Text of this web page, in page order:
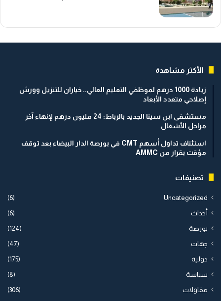
الأكثر مشاهدة
زيادة 1000 درهم لموظفي التعليم العالي.. خياران للتنزيل وورش
إصلاحي متعدد الأبعاد
مستشفى ابن سينا الجديد بالرباط: 24 مليون درهم لإنهاء آخر
مراحل الأشغال
استئناف تداول أسهم CMT في بورصة الدار البيضاء بعد توقف
مؤقت بقرار من AMMC
تصنيفات
Uncategorized
(6)
أحداث (6)
بورصة (124)
جهات (47)
دولية (175)
سياسة (8)
مقاولات (306)